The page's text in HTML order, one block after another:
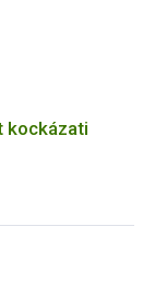
kockázati